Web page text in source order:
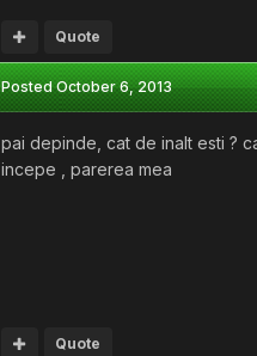
Quote
PostedOctober 6, 2013
pai depinde, cat de inalt esti ?
incepe , parerea mea
Quote